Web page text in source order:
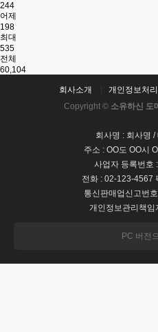
244
어제
198
최대
535
전체
60,104
회사소개 개인정보처
Copyright © 소유하신 도
회사명 : 회사명 /
주소 : OO도 OO시
사업자 등록번호
전화 : 02-123-4567
통신판매업신고번
개인정보관리책임
PC 버전